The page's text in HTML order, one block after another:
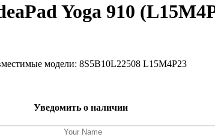
Yoga 910
модели: 8S5B10L22508 L15M4P23
Уведомить о наличии